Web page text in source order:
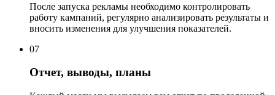
После запуска рекламы необходимо контролировать
работу кампаний, регулярно анализировать результаты и
вносить изменения для улучшения показателей.
07
Отчет, выводы, планы